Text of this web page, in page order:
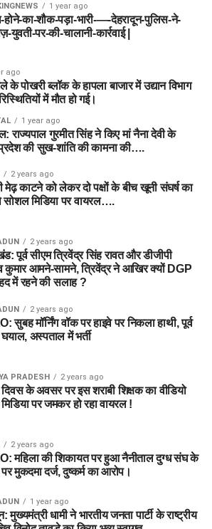
1 year ago
होने-का-शौक-पड़ा-भारी-—-देहरादून-पुलिस-ने-
युवती-पर-की-चालानी-कार्रवाई |
ago
के पोखरी ब्लॉक के हापला बाजार में उद्यान विभाग
में मौत हो गई।
1 year ago
राज्यपाल गुरमीत सिंह ने किए मां नैना देवी के
की सुख-शांति की कामना की….
2 years ago
काटने को लेकर दो पक्षों के बीच खूनी संघर्ष का
सोशल मिडिया पर वायरल….
2 years ago
पूर्व सीएम त्रिवेंद्र सिंह रावत और डीजीपी
कुमार आमने-सामने, त्रिवेंद्र ने आखिर क्यों DGP
में रहने की सलाह ?
2 years ago
सुबह मॉर्निंग वॉक पर हाइवे पर निकला हाथी, पूर्व
अस्पताल में भर्ती
PRADESH 2 years ago
दिवस के अवसर पर इस शराबी शिक्षक का वीडियो
पर जमकर हो रहा वायरल !
2 years ago
महिला की शिकायत पर हुआ नैनीताल दुग्ध संघ के
मुकदमा दर्ज, दुष्कर्म का आरोप।
1 year ago
मुख्यमंत्री धामी ने भारतीय जनता पार्टी के राष्ट्रीय